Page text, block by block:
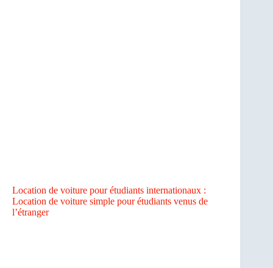
Location de voiture pour étudiants internationaux :
Location de voiture simple pour étudiants venus de
l’étranger